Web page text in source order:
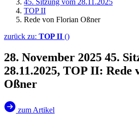
45. Sitzung vom 28.11.2025
TOP II
Rede von Florian Oßner
zurück zu: TOP II ()
28. November 2025 45.
28.11.2025, TOP II: Rede
Oßner
zum Artikel